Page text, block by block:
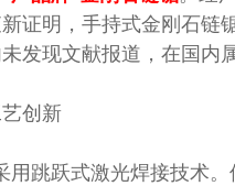
证明，手持式金刚石链
发现文献报道，在国内
创新
用跳跃式激光焊接技术